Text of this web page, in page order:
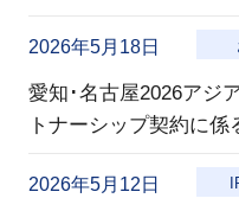
2026年5月18日
愛知･名古屋2026アジ
トナーシップ契約に係
2026年5月12日